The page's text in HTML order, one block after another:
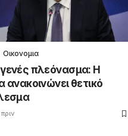
Οικονομια
πλεόνασμα: Η
ανακοινώνει θετικό